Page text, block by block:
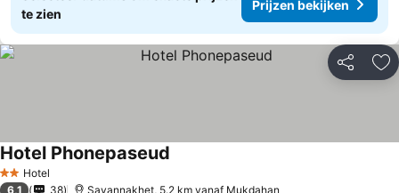
te zien
Prijzen bekijken
Delen
2 Sterren
Hotel
Hotel Phonepaseud
6,1 38 Savannakhet, 5.2 km vanaf Mukdahan